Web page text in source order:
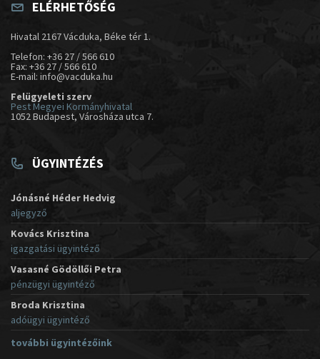
ELÉRHETŐSÉG
Hivatal 2167 Vácduka, Béke tér 1.
Telefon: +36 27 / 566 610
Fax: +36 27 / 566 610
E-mail: info@vacduka.hu
Felügyeleti szerv
Pest Megyei Kormányhivatal
1052 Budapest, Városháza utca 7.
ÜGYINTÉZÉS
Jónásné Héder Hedvig
aljegyző
Kovács Krisztina
igazgatási ügyintéző
Vasasné Gödöllői Petra
pénzügyi ügyintéző
Broda Krisztina
adóügyi ügyintéző
további ügyintézőink